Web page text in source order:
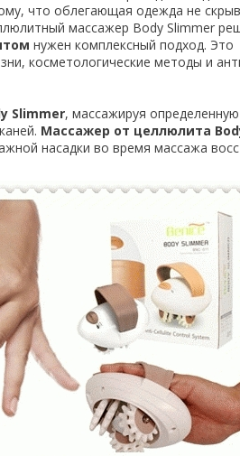
что облегающая одежда не
массажер Body Slimmer
нужен комплексный подход. Это
косметологические методы и
Slimmer, массажируя
Массажер от целлюлита
насадки во время массажа